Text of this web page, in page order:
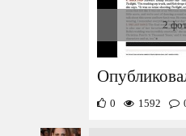
2
0 1592